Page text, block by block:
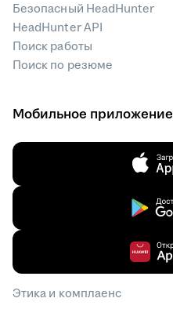
Безопасный HeadHunter
HeadHunter API
Поиск работы
Поиск по резюме
Мобильное приложение
Этика и комплаенс